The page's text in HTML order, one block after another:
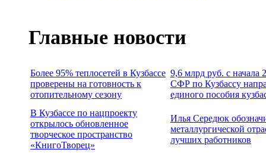
Главные новости
Более 95% теплосетей в Кузбассе
проверены на готовность к
отопительному сезону
9,6 млрд руб. с начала
СФР по Кузбассу
единого пособия
В Кузбассе по нацпроекту
открылось обновленное
творческое пространство
«КнигоТворец»
Илья Середюк
металлургической
лучших работников